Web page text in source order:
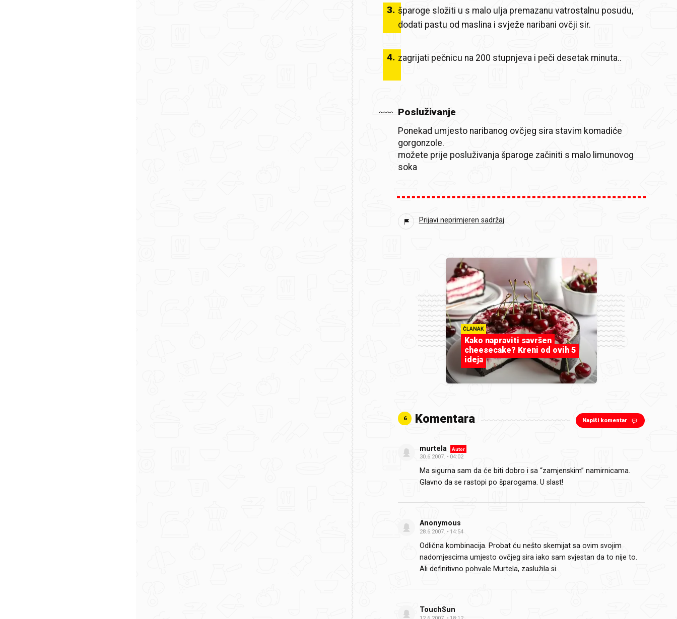
3. šparoge složiti u s malo ulja premazanu vatrostalnu posudu,
dodati pastu od maslina i svježe naribani ovčji sir.
4. zagrijati pečnicu na 200 stupnjeva i peči desetak minuta..
Posluživanje
Ponekad umjesto naribanog ovčjeg sira stavim komadiće
gorgonzole.
možete prije posluživanja šparoge začiniti s malo limunovog
soka
Prijavi neprimjeren sadržaj
ČLANAK
Kako napraviti savršen
cheesecake? Kreni od ovih 5
ideja
6 Komentara Napiši komentar
murtela Autor
30.6.2007. 04:02
Ma sigurna sam da će biti dobro i sa “zamjenskim” namirnicama.
Glavno da se rastopi po šparogama. U slast!
Anonymous
28.6.2007. 14:54
Odlična kombinacija. Probat ću nešto skemijat sa ovim svojim
nadomjescima umjesto ovčjeg sira iako sam svjestan da to nije to.
Ali definitivno pohvale Murtela, zaslužila si.
TouchSun